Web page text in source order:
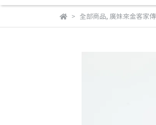
全部商品, 廣妹來金客家